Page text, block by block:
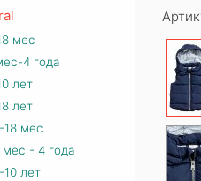
мес
4 года
лет
лет
18 мес
- 4 года
лет